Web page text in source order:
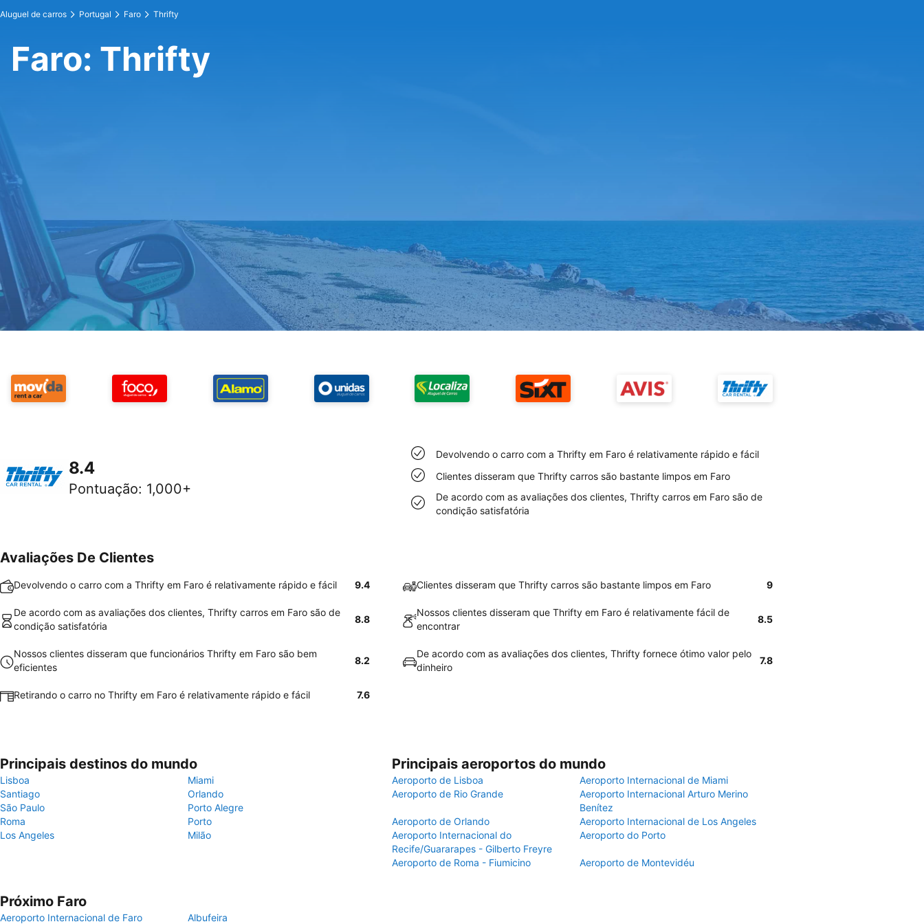
Aluguel de carros Portugal Faro Thrifty
Faro: Thrifty
8.4
Pontuação: 1,000+
Devolvendo o carro com a Thrifty em Faro é relativamente rápido e fácil
Clientes disseram que Thrifty carros são bastante limpos em Faro
De acordo com as avaliações dos clientes, Thrifty carros em Faro são de
condição satisfatória
Avaliações De Clientes
Devolvendo o carro com a Thrifty em Faro é relativamente rápido e fácil 9.4 Clientes disseram que Thrifty carros são bastante limpos em Faro 9
De acordo com as avaliações dos clientes, Thrifty carros em Faro são de
condição satisfatória
8.8
Nossos clientes disseram que Thrifty em Faro é relativamente fácil de
encontrar
8.5
Nossos clientes disseram que funcionários Thrifty em Faro são bem
eficientes
8.2
De acordo com as avaliações dos clientes, Thrifty fornece ótimo valor pelo
dinheiro
7.8
Retirando o carro no Thrifty em Faro é relativamente rápido e fácil 7.6
Principais destinos do mundo
Lisboa
Miami
Santiago
Orlando
São Paulo
Porto Alegre
Roma
Porto
Los Angeles
Milão
Principais aeroportos do mundo
Aeroporto de Lisboa
Aeroporto Internacional de Miami
Aeroporto de Rio Grande
Aeroporto Internacional Arturo Merino
Benítez
Aeroporto de Orlando
Aeroporto Internacional de Los Angeles
Aeroporto Internacional do
Recife/Guararapes - Gilberto Freyre
Aeroporto do Porto
Aeroporto de Roma - Fiumicino Aeroporto de Montevidéu
Próximo Faro
Aeroporto Internacional de Faro Albufeira